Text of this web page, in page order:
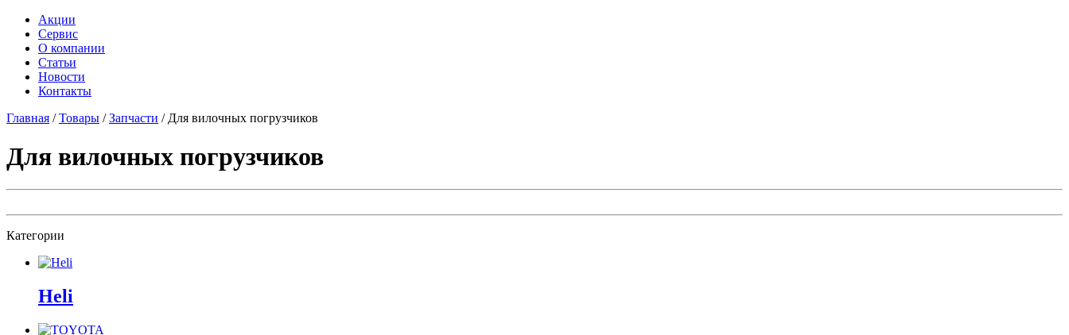
Акции
Сервис
О компании
Статьи
Новости
Контакты
Главная /Товары /Запчасти / Для вилочных погрузчиков
Для вилочных погрузчиков
Категории
Heli